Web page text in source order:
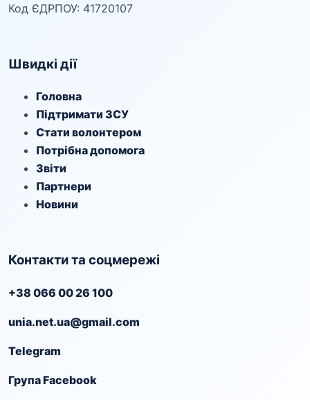
Код ЄДРПОУ: 41720107
Швидкі дії
Головна
Підтримати ЗСУ
Стати волонтером
Потрібна допомога
Звіти
Партнери
Новини
Контакти та соцмережі
+38 066 00 26 100
unia.net.ua@gmail.com
Telegram
Група Facebook